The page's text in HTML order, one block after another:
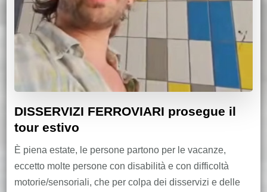
DISSERVIZI FERROVIARI prosegue il
tour estivo
È piena estate, le persone partono per le vacanze,
eccetto molte persone con disabilità e con difficoltà
motorie/sensoriali, che per colpa dei disservizi e delle